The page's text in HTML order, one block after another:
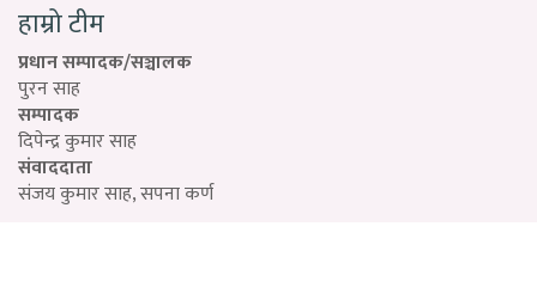
हाम्रो टीम
प्रधान सम्पादक/सञ्चालक
पुरन साह
सम्पादक
दिपेन्द्र कुमार साह
संवाददाता
संजय कुमार साह, सपना कर्ण